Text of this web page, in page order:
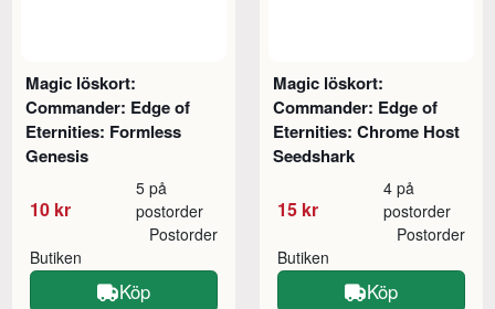
Magic löskort:
Commander: Edge of
Eternities: Formless
Genesis
10 kr
5 på
postorder
Butiken
Postorder
Köp
Magic löskort:
Commander: Edge of
Eternities: Chrome Host
Seedshark
15 kr
4 på
postorder
Butiken
Postorder
Köp